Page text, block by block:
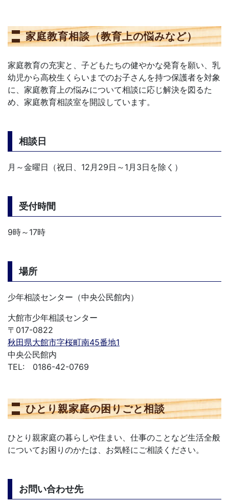
家庭教育相談（教育上の悩みなど）
家庭教育の充実と、子どもたちの健やかな発育を願い、乳
幼児から高校生くらいまでのお子さんを持つ保護者を対象
に、家庭教育上の悩みについて相談に応じ解決を図るた
め、家庭教育相談室を開設しています。
相談日
月～金曜日（祝日、12月29日～1月3日を除く）
受付時間
9時～17時
場所
少年相談センター（中央公民館内）
大館市少年相談センター
〒017-0822
秋田県大館市字桜町南45番地1
中央公民館内
TEL: 0186-42-0769
ひとり親家庭の困りごと相談
ひとり親家庭の暮らしや住まい、仕事のことなど生活全般
についてお困りのかたは、お気軽にご相談ください。
お問い合わせ先